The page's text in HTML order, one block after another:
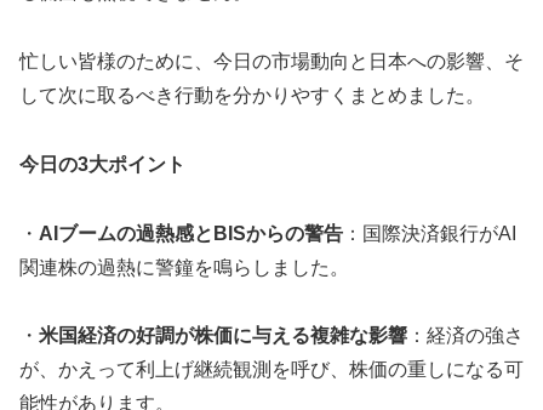
忙しい皆様のために、今日の市場動向と日本への影響、そ
して次に取るべき行動を分かりやすくまとめました。
今日の3大ポイント
・ AIブームの過熱感とBISからの警告 ：国際決済銀行がAI
関連株の過熱に警鐘を鳴らしました。
・ 米国経済の好調が株価に与える複雑な影響 ：経済の強さ
が、かえって利上げ継続観測を呼び、株価の重しになる可
能性があります。